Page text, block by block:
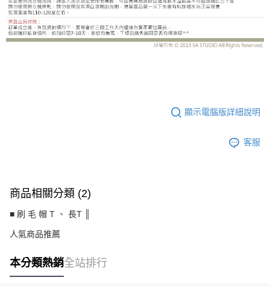
顯示電腦版詳細說明
客服
商品相關分類 (2)
■ 刷 毛 帽 T 、 長T ║
人氣商品推薦
本分類熱銷全站排行